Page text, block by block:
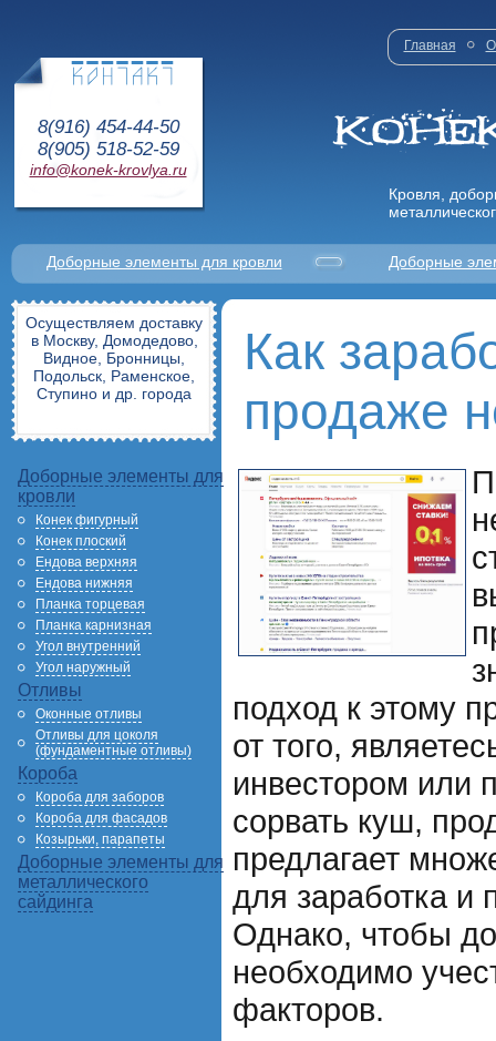
8(916) 454-44-50
8(905) 518-52-59
info@konek-krovlya.ru
Главная О
Кровля,
Доборные элементы для кровли Доборные
Осуществляем доставку
в Москву, Домодедово,
Видное, Бронницы,
Подольск, Раменское,
Ступино и др. города
Доборные элементы для
кровли
Конек фигурный
Конек плоский
Ендова верхняя
Ендова нижняя
Планка торцевая
Планка карнизная
Угол внутренний
Угол наружный
Отливы
Оконные отливы
Отливы для цоколя
(фундаментные отливы)
Короба
Короба для заборов
Короба для фасадов
Козырьки, парапеты
Доборные элементы для
металлического
сайдинга
Как
продаже
подход к этому
от того,
инвестором или
сорвать куш,
предлагает
для заработка и
Однако, чтобы
необходимо
факторов.